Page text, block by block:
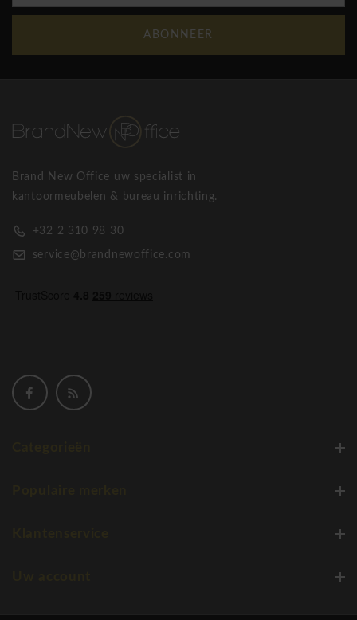
ABONNEER
Brand New Office uw specialist in
kantoormeubelen & bureau inrichting.
+32 2 310 98 30
service@brandnewoffice.com